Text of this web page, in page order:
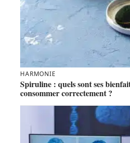
HARMONIE
Spiruline : quels sont ses
consommer correctement ?